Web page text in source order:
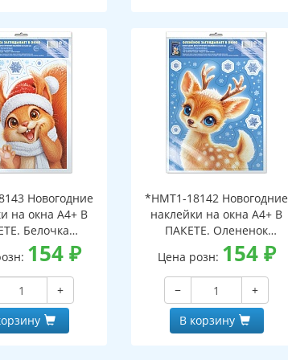
Новогодние
на окна А4+ В
Белочка
в окно (видны
сторон,
в
упаковке,
и клеевым
154₽
+
*НМТ1-18142 Новогодние
наклейки на окна А4+ В
ПАКЕТЕ. Олененок
заглядывает в окно (видны
с обеих сторон,
многоразовые, в
индивидуальной упаковке,
с европодвесом и клеевым
клапаном)
Цена розн: 154₽
−
+
В корзину